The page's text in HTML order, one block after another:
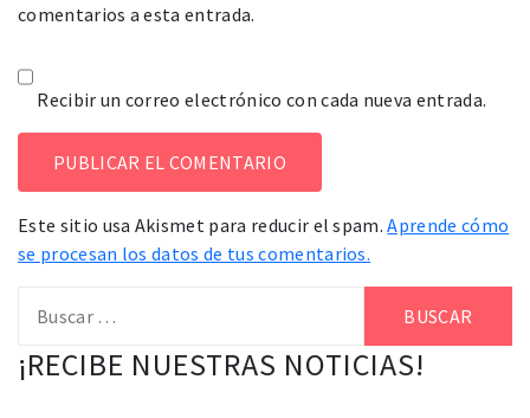
comentarios a esta entrada.
Recibir un correo electrónico con cada nueva entrada.
Este sitio usa Akismet para reducir el spam.Aprende cómo
se procesan los datos de tus comentarios.
¡RECIBE NUESTRAS NOTICIAS!